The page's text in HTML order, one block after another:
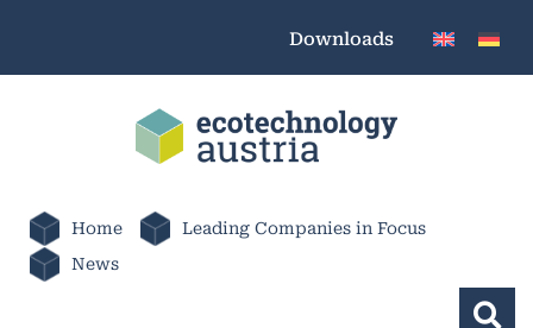
Downloads
Home
Leading Companies in Focus
News